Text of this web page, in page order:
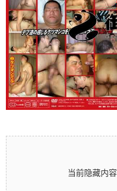
当前隐藏内
アトミックちゃ
当前隐藏内容需要支
立刻注册 0 收藏